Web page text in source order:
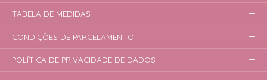
TABELA DE MEDIDAS
CONDIÇÕES DE PARCELAMENTO
POLÍTICA DE PRIVACIDADE DE DADOS